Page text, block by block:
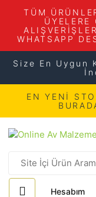
TÜM
WHATSAPP
Size En Uygun
EN YENİ
Hesabım